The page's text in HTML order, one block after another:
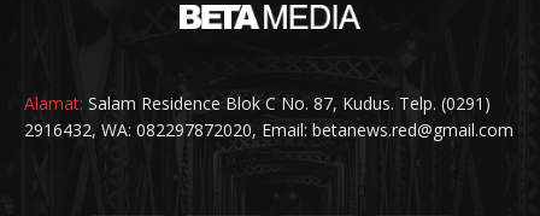
Alamat: Salam Residence Blok C No. 87, Kudus. Telp. (0291)
2916432, WA: 082297872020, Email: betanews.red@gmail.com